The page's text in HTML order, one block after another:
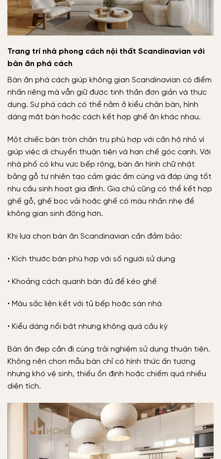
Trang trí nhà phong cách nội thất Scandinavian với
bàn ăn phá cách
Bàn ăn phá cách giúp không gian Scandinavian có điểm
nhấn riêng mà vẫn giữ được tinh thần đơn giản và thực
dụng. Sự phá cách có thể nằm ở kiểu chân bàn, hình
dáng mặt bàn hoặc cách kết hợp ghế ăn khác nhau.
Một chiếc bàn tròn chân trụ phù hợp với căn hộ nhỏ vì
giúp việc di chuyển thuận tiện và hạn chế góc cạnh. Với
nhà phố có khu vực bếp rộng, bàn ăn hình chữ nhật
bằng gỗ tự nhiên tạo cảm giác ấm cúng và đáp ứng tốt
nhu cầu sinh hoạt gia đình. Gia chủ cũng có thể kết hợp
ghế gỗ, ghế bọc vải hoặc ghế có màu nhấn nhẹ để
không gian sinh động hơn.
Khi lựa chọn bàn ăn Scandinavian cần đảm bảo:
• Kích thước bàn phù hợp với số người sử dụng
• Khoảng cách quanh bàn đủ để kéo ghế
• Màu sắc liên kết với tủ bếp hoặc sàn nhà
• Kiểu dáng nổi bật nhưng không quá cầu kỳ
Bàn ăn đẹp cần đi cùng trải nghiệm sử dụng thuận tiện.
Không nên chọn mẫu bàn chỉ có hình thức ấn tượng
nhưng khó vệ sinh, thiếu ổn định hoặc chiếm quá nhiều
diện tích.